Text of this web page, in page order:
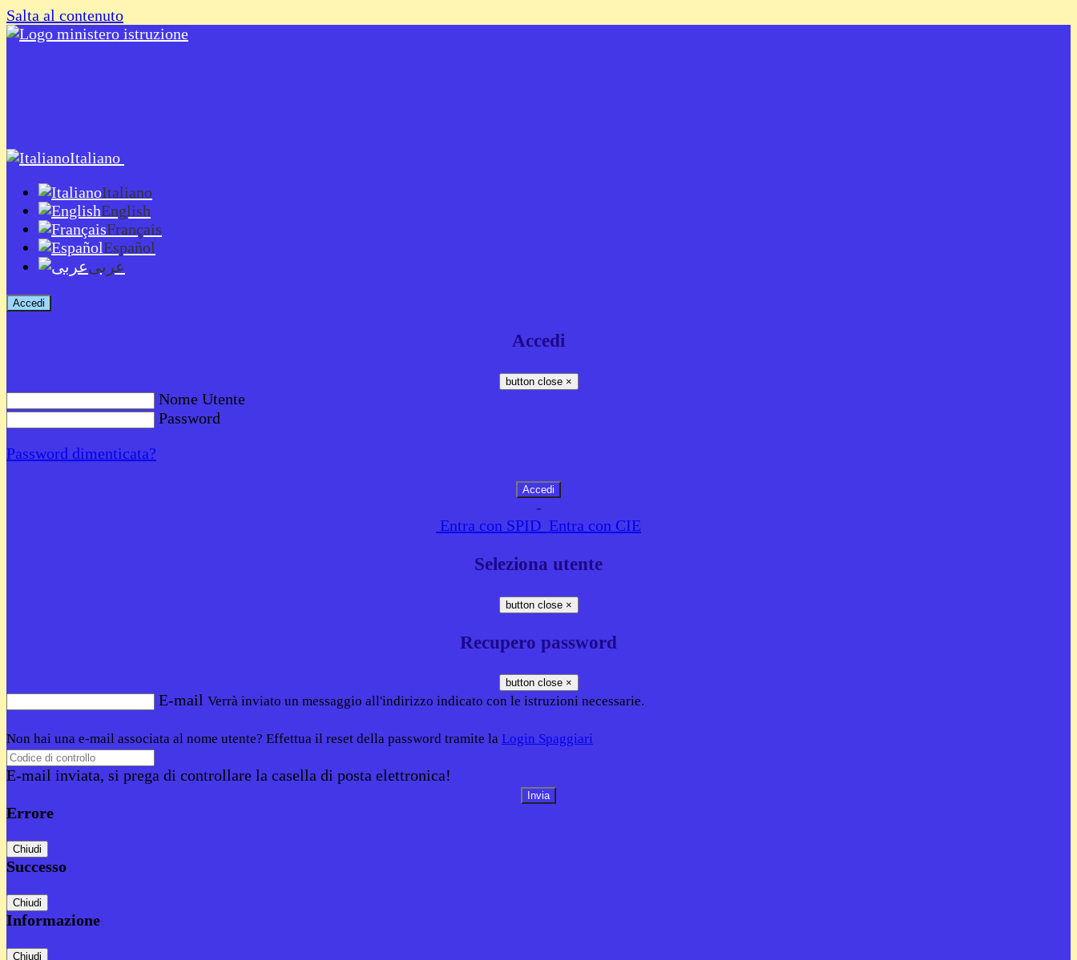
Salta al contenuto
Italiano
Italiano
English
Français
Español
عربى
Accedi
Accedi
button close ×
Nome Utente
Password
Password dimenticata?
-
Entra con SPID Entra con CIE
Seleziona utente
button close ×
Recupero password
button close ×
E-mail Verrà inviato un messaggio all'indirizzo indicato con le istruzioni necessarie.
Non hai una e-mail associata al nome utente? Effettua il reset della password tramite la Login Spaggiari
E-mail inviata, si prega di controllare la casella di posta elettronica!
Errore
Chiudi
Successo
Chiudi
Informazione
Chiudi